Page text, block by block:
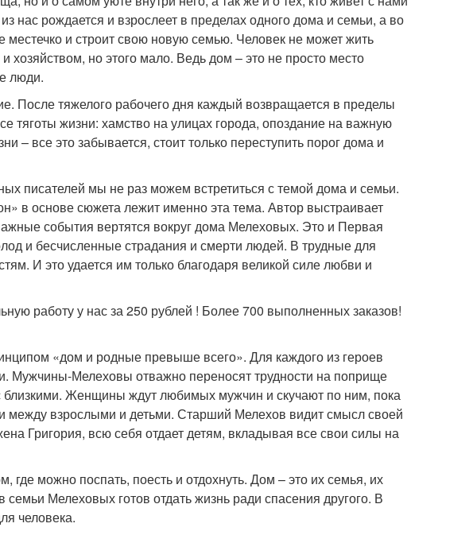
нас рождается и взрослеет в пределах одного дома и семьи, а во
местечко и строит свою новую семью. Человек не может жить
но этого мало. Ведь дом – это не просто место
люди.
После тяжелого рабочего дня каждый возвращается в пределы
тяготы жизни: хамство на улицах города, опоздание на важную
– все это забывается, стоит только переступить порог дома и
писателей мы не раз можем встретиться с темой дома и семьи.
в основе сюжета лежит именно эта тема. Автор выстраивает
события вертятся вокруг дома Мелеховых. Это и Первая
и бесчисленные страдания и смерти людей. В трудные для
И это удается им только благодаря великой силе любви и
работу у нас за 250 рублей ! Более 700 выполненных заказов!
«дом и родные превыше всего». Для каждого из героев
Мужчины-Мелеховы отважно переносят трудности на поприще
близкими. Женщины ждут любимых мужчин и скучают по ним, пока
между взрослыми и детьми. Старший Мелехов видит смысл своей
Григория, всю себя отдает детям, вкладывая все свои силы на
можно поспать, поесть и отдохнуть. Дом – это их семья, их
Мелеховых готов отдать жизнь ради спасения другого. В
человека.